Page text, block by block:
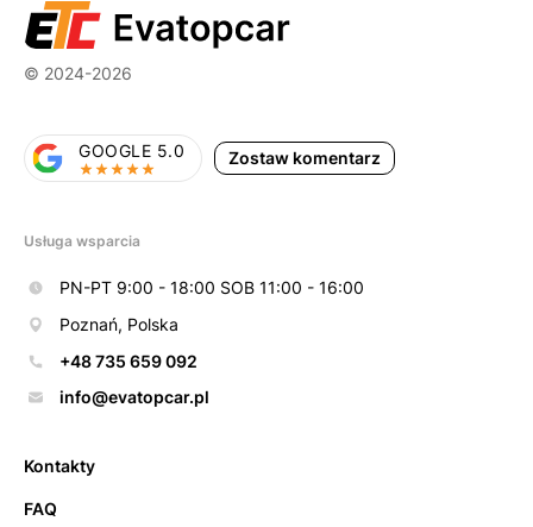
© 2024-2026
Zostaw komentarz
GOOGLE 5.0
Usługa wsparcia
PN-PT 9:00 - 18:00 SOB 11:00 - 16:00
Poznań, Polska
+48 735 659 092
info@evatopcar.pl
Kontakty
FAQ